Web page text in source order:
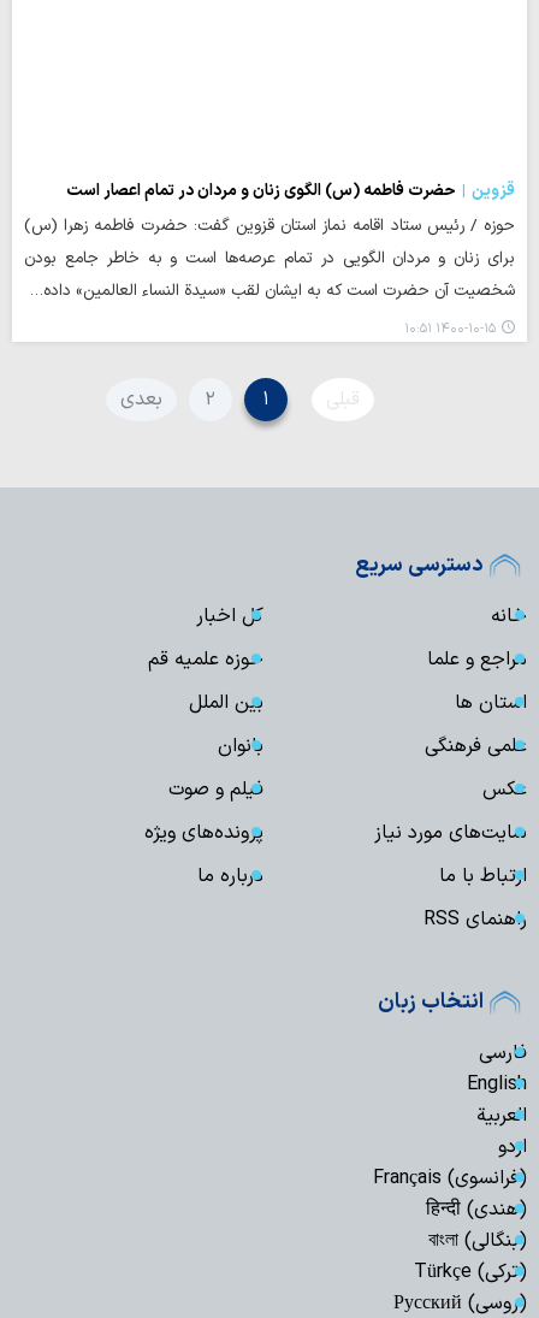
قزوین
حضرت فاطمه (س) الگوی زنان و مردان در تمام اعصار است
حوزه / رئیس ستاد اقامه نماز استان قزوین گفت: حضرت فاطمه زهرا (س)
برای زنان و مردان الگویی در تمام عرصه‌ها است و به خاطر جامع بودن
شخصیت آن حضرت است که به ایشان لقب «سیدة النساء العالمین» داده…
۱۴۰۰-۱۰-۱۵ ۱۰:۵۱
قبلی ۱ ۲ بعدی
دسترسی سریع
خانه
کل اخبار
مراجع و علما
حوزه علمیه قم
استان ها
بین الملل
علمی فرهنگی
بانوان
عکس
فیلم و صوت
سایت‌های مورد نیاز
پرونده‌های ویژه
ارتباط با ما
درباره ما
راهنمای RSS
انتخاب زبان
فارسی
English
العربیة
اردو
(فرانسوی) Français
(هندی) हिन्दी
(بنگالی) বাংলা
(ترکی) Türkçe
(روسی) Русский